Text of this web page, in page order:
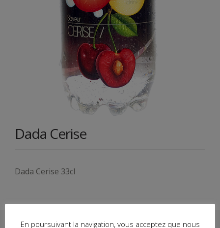
Dada Cerise
Dada Cerise 33cl
En poursuivant la navigation, vous acceptez que nous